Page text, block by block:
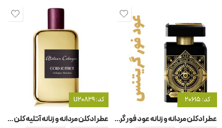
کد: 20615
عطر ادکلن مردانه و زنانه عود فور گریتنس اینیشیو
کد: U20829
عطر ادکلن مردانه و زنانه آتلیه کلن -آتلیه کلون گلد لیدر – گلد لدر